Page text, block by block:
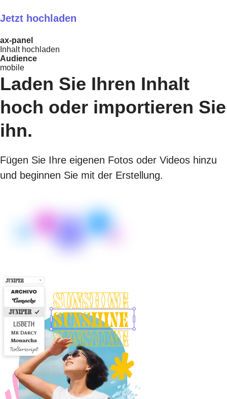
Jetzt hochladen
ax-panel
Inhalt hochladen
Audience
mobile
Laden Sie Ihren Inhalt
hoch oder importieren Sie
ihn.
Fügen Sie Ihre eigenen Fotos oder Videos hinzu
und beginnen Sie mit der Erstellung.